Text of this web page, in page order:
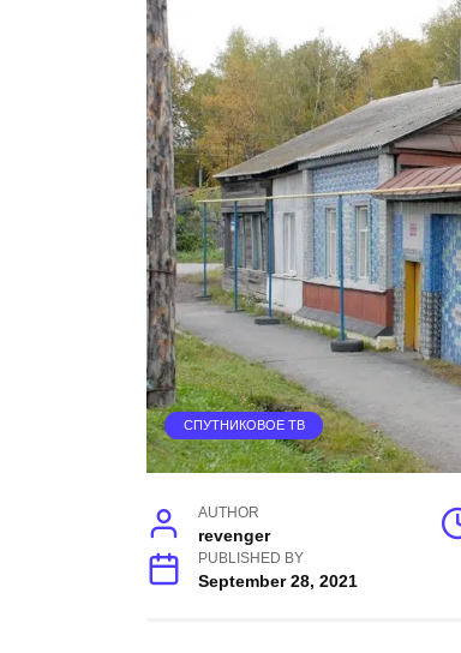
СПУТНИКОВОЕ ТВ
AUTHOR
revenger
PUBLISHED BY
September 28, 2021